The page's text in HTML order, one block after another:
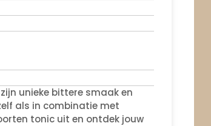
unieke bittere smaak en
als in combinatie met
tonic uit en ontdek jouw